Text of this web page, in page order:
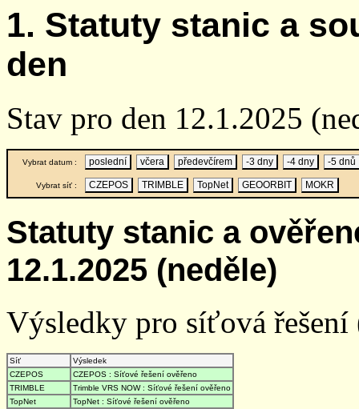
1. Statuty stanic a
den
Stav pro den 12.1.2025
Vybrat datum : poslední včera předevčírem -3 dny -4 dny -5 dnů
Vybrat síť : CZEPOS TRIMBLE TopNet GEOORBIT MOKR
Statuty stanic a
12.1.2025 (neděle)
Výsledky pro síťová
Síť
Výsledek
CZEPOS
CZEPOS : Síťové řešení ověřeno
TRIMBLE
Trimble VRS NOW : Síťové řešení ověřeno
TopNet
TopNet : Síťové řešení ověřeno